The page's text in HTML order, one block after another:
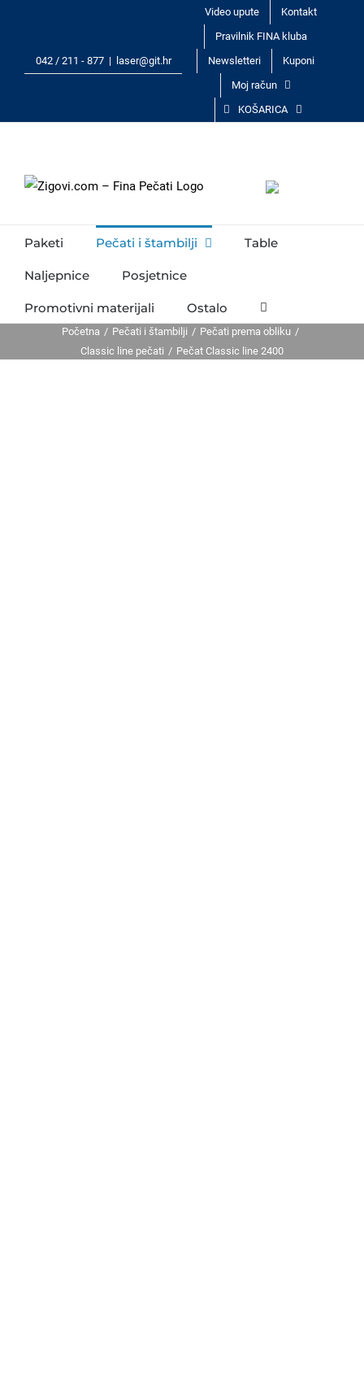
content042 / 211 - 877 | laser@git.hr
Video upute
Kontakt
Pravilnik FINA kluba
Newsletteri
Kuponi
Moj račun
KOŠARICA
Paketi Pečati i štambilji Table
Naljepnice Posjetnice
Promotivni materijali Ostalo
Početna Pečati i štambilji
Pečati prema obliku
Classic line pečati
Pečat Classic line 2400